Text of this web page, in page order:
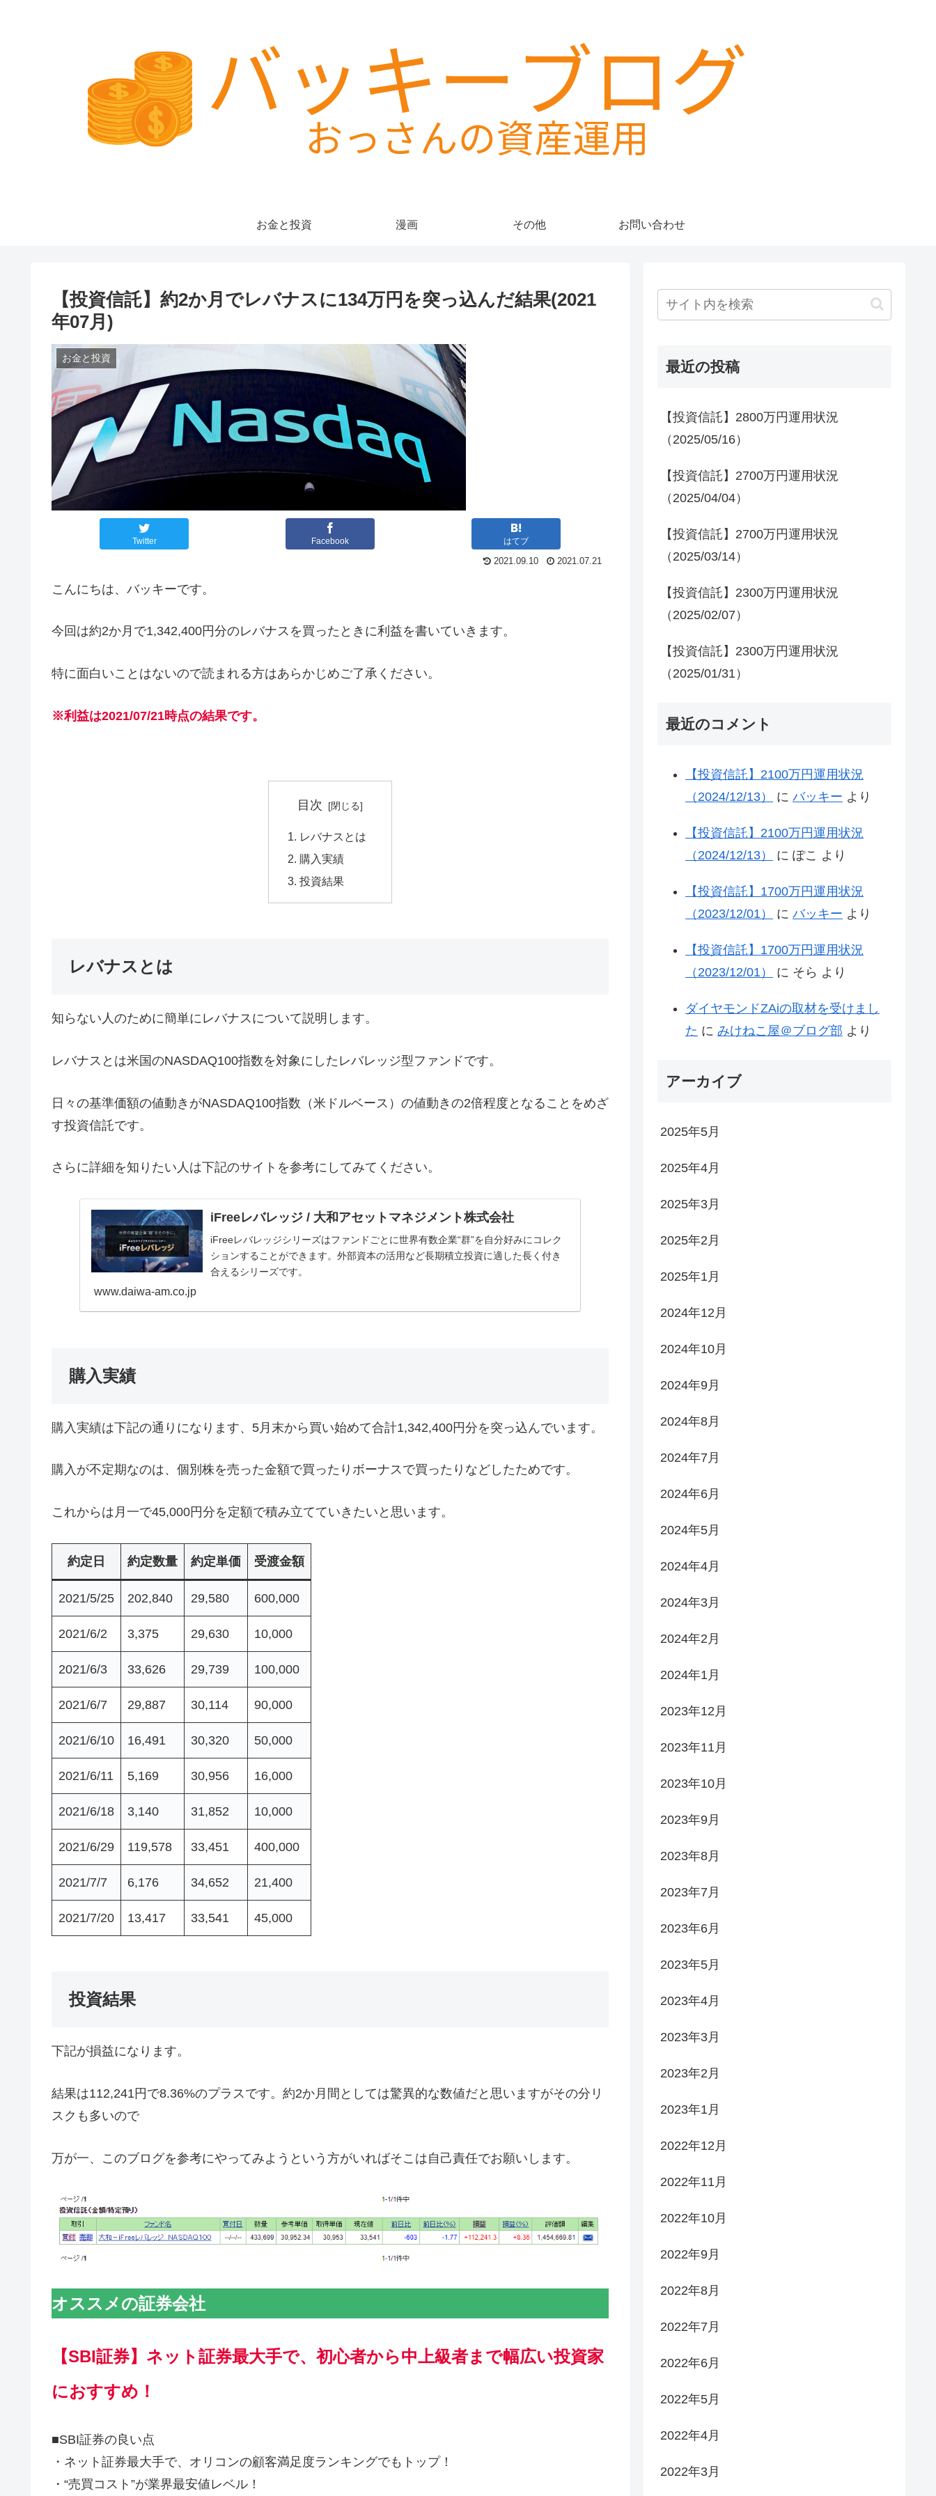
お金と投資 漫画 その他 お問い合わせ
【投資信託】約2か月でレバナスに134万円を突っ込んだ結果(2021
年07月)
お金と投資
Twitter Facebook はてブ
2021.09.10 2021.07.21
こんにちは、バッキーです。
今回は約2か月で1,342,400円分のレバナスを買ったときに利益を書いていきます。
特に面白いことはないので読まれる方はあらかじめご了承ください。
※利益は2021/07/21時点の結果です。
目次
レバナスとは
購入実績
投資結果
レバナスとは
知らない人のために簡単にレバナスについて説明します。
レバナスとは米国のNASDAQ100指数を対象にしたレバレッジ型ファンドです。
日々の基準価額の値動きがNASDAQ100指数（米ドルベース）の値動きの2倍程度となることをめざ
す投資信託です。
さらに詳細を知りたい人は下記のサイトを参考にしてみてください。
iFreeレバレッジ / 大和アセットマネジメント株式会社
iFreeレバレッジシリーズはファンドごとに世界有数企業“群”を自分好みにコレク
ションすることができます。外部資本の活用など長期積立投資に適した長く付き
合えるシリーズです。
www.daiwa-am.co.jp
購入実績
購入実績は下記の通りになります、5月末から買い始めて合計1,342,400円分を突っ込んでいます。
購入が不定期なのは、個別株を売った金額で買ったりボーナスで買ったりなどしたためです。
これからは月一で45,000円分を定額で積み立てていきたいと思います。
約定日 約定数量 約定単価 受渡金額
2021/5/25 202,840 29,580 600,000
2021/6/2 3,375 29,630 10,000
2021/6/3 33,626 29,739 100,000
2021/6/7 29,887 30,114 90,000
2021/6/10 16,491 30,320 50,000
2021/6/11 5,169 30,956 16,000
2021/6/18 3,140 31,852 10,000
2021/6/29 119,578 33,451 400,000
2021/7/7 6,176 34,652 21,400
2021/7/20 13,417 33,541 45,000
投資結果
下記が損益になります。
結果は112,241円で8.36%のプラスです。約2か月間としては驚異的な数値だと思いますがその分リ
スクも多いので
万が一、このブログを参考にやってみようという方がいればそこは自己責任でお願いします。
オススメの証券会社
【SBI証券】 ネット証券最大手で、初心者から中上級者まで幅広い投資家
におすすめ！
■SBI証券の良い点
・ネット証券最大手で、オリコンの顧客満足度ランキングでもトップ！
・“売買コスト”が業界最安値レベル！
最近の投稿
【投資信託】2800万円運用状況
（2025/05/16）
【投資信託】2700万円運用状況
（2025/04/04）
【投資信託】2700万円運用状況
（2025/03/14）
【投資信託】2300万円運用状況
（2025/02/07）
【投資信託】2300万円運用状況
（2025/01/31）
最近のコメント
【投資信託】2100万円運用状況
（2024/12/13）
に バッキー より
【投資信託】2100万円運用状況
（2024/12/13）
に ぽこ より
【投資信託】1700万円運用状況
（2023/12/01）
に バッキー より
【投資信託】1700万円運用状況
（2023/12/01）
に そら より
ダイヤモンドZAiの取材を受けまし
た に みけねこ屋＠ブログ部 より
アーカイブ
2025年5月
2025年4月
2025年3月
2025年2月
2025年1月
2024年12月
2024年10月
2024年9月
2024年8月
2024年7月
2024年6月
2024年5月
2024年4月
2024年3月
2024年2月
2024年1月
2023年12月
2023年11月
2023年10月
2023年9月
2023年8月
2023年7月
2023年6月
2023年5月
2023年4月
2023年3月
2023年2月
2023年1月
2022年12月
2022年11月
2022年10月
2022年9月
2022年8月
2022年7月
2022年6月
2022年5月
2022年4月
2022年3月